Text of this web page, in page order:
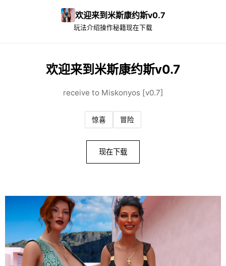
欢迎来到米斯康约斯v0.7
玩法介绍操作秘籍现在下载
欢迎来到米斯康约斯v0.7
receive to Miskonyos [v0.7]
惊喜 冒险
现在下载